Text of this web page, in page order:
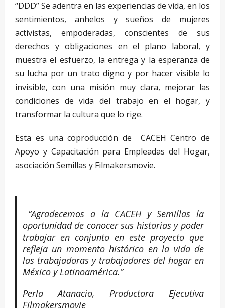
“DDD” Se adentra en las experiencias de vida, en los
sentimientos, anhelos y sueños de mujeres
activistas, empoderadas, conscientes de sus
derechos y obligaciones en el plano laboral, y
muestra el esfuerzo, la entrega y la esperanza de
su lucha por un trato digno y por hacer visible lo
invisible, con una misión muy clara, mejorar las
condiciones de vida del trabajo en el hogar, y
transformar la cultura que lo rige.
Esta es una coproducción de CACEH Centro de
Apoyo y Capacitación para Empleadas del Hogar,
asociación Semillas y Filmakersmovie.
“Agradecemos a la CACEH y Semillas la
oportunidad de conocer sus historias y poder
trabajar en conjunto en este proyecto que
refleja un momento histórico en la vida de
las trabajadoras y trabajadores del hogar en
México y Latinoamérica.”
Perla Atanacio, Productora Ejecutiva
Filmakersmovie